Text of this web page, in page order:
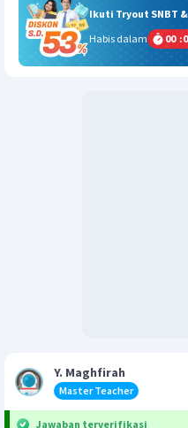
Ikuti Tryout SNBT
Habis dalam
00 :
Y. Maghfirah
Master Teacher
Jawaban terverifikasi